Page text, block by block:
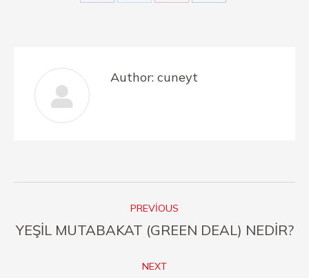
Author: cuneyt
navigation
PREVIOUS
Previous
YEŞİL MUTABAKAT (GREEN DEAL) NEDİR?
NEXT